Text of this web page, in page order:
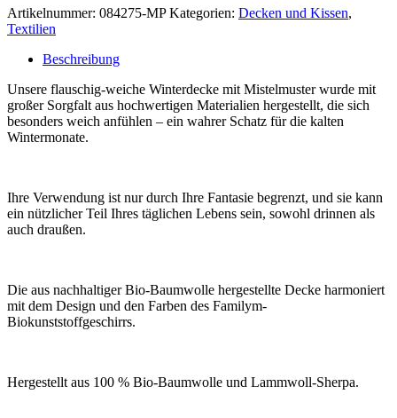
Artikelnummer: 084275-MP Kategorien: Decken und Kissen,
Textilien
Beschreibung
Unsere flauschig-weiche Winterdecke mit Mistelmuster wurde mit
großer Sorgfalt aus hochwertigen Materialien hergestellt, die sich
besonders weich anfühlen – ein wahrer Schatz für die kalten
Wintermonate.
Ihre Verwendung ist nur durch Ihre Fantasie begrenzt, und sie kann
ein nützlicher Teil Ihres täglichen Lebens sein, sowohl drinnen als
auch draußen.
Die aus nachhaltiger Bio-Baumwolle hergestellte Decke harmoniert
mit dem Design und den Farben des Familym-
Biokunststoffgeschirrs.
Hergestellt aus 100 % Bio-Baumwolle und Lammwoll-Sherpa.